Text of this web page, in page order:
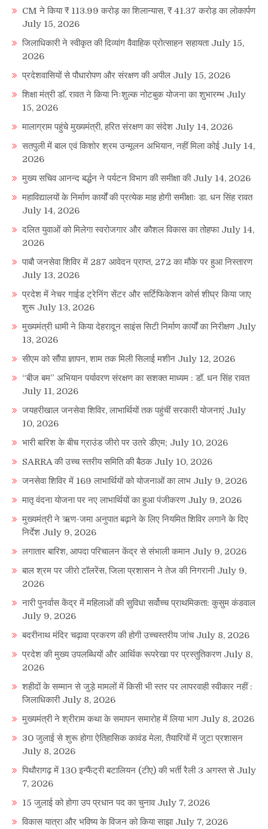
CM ने किया ₹ 113.99 करोड़ का शिलान्यास, ₹ 41.37 करोड़ का लोकार्पण
July 15, 2026
जिलाधिकारी ने स्वीकृत की दिव्यांग वैवाहिक प्रोत्साहन सहायता July 15,
2026
प्रदेशवासियों से पौधारोपण और संरक्षण की अपील July 15, 2026
शिक्षा मंत्री डाॅ. रावत ने किया निःशुल्क नोटबुक योजना का शुभारम्भ July
15, 2026
मालाग्राम पहुंचे मुख्यमंत्री, हरित संरक्षण का संदेश July 14, 2026
सतपुली में बाल एवं किशोर श्रम उन्मूलन अभियान, नहीं मिला कोई July 14,
2026
मुख्य सचिव आनन्द बर्द्धन ने पर्यटन विभाग की समीक्षा की July 14, 2026
महाविद्यालयों के निर्माण कार्यों की प्रत्येक माह होगी समीक्षाः डा. धन सिंह रावत
July 14, 2026
दलित युवाओं को मिलेगा स्वरोजगार और कौशल विकास का तोहफा July 14,
2026
पाबौ जनसेवा शिविर में 287 आवेदन प्राप्त, 272 का मौके पर हुआ निस्तारण
July 13, 2026
प्रदेश में नेचर गाईड ट्रेनिंग सेंटर और सर्टिफिकेशन कोर्स शीघ्र किया जाए
शुरू July 13, 2026
मुख्यमंत्री धामी ने किया देहरादून साइंस सिटी निर्माण कार्यों का निरीक्षण July
13, 2026
सीएम को सौंपा ज्ञापन, शाम तक मिली सिलाई मशीन July 12, 2026
“बीज बम” अभियान पर्यावरण संरक्षण का सशक्त माध्यम : डॉ. धन सिंह रावत
July 11, 2026
जयहरीखाल जनसेवा शिविर, लाभार्थियों तक पहुंचीं सरकारी योजनाएं July
10, 2026
भारी बारिश के बीच ग्राउंड जीरो पर उतरे डीएम; July 10, 2026
SARRA की उच्च स्तरीय समिति की बैठक July 10, 2026
जनसेवा शिविर में 169 लाभार्थियों को योजनाओं का लाभ July 9, 2026
मातृ वंदना योजना पर नए लाभार्थियों का हुआ पंजीकरण July 9, 2026
मुख्यमंत्री ने ऋण-जमा अनुपात बढ़ाने के लिए नियमित शिविर लगाने के दिए
निर्देश July 9, 2026
लगातार बारिश, आपदा परिचालन केंद्र से संभाली कमान July 9, 2026
बाल श्रम पर जीरो टॉलरेंस, जिला प्रशासन ने तेज की निगरानी July 9,
2026
नारी पुनर्वास केंद्र में महिलाओं की सुविधा सर्वोच्च प्राथमिकता: कुसुम कंडवाल
July 9, 2026
बदरीनाथ मंदिर चढ़ावा प्रकरण की होगी उच्चस्तरीय जांच July 8, 2026
प्रदेश की मुख्य उपलब्धियों और आर्थिक रूपरेखा पर प्रस्तुतिकरण July 8,
2026
शहीदों के सम्मान से जुड़े मामलों में किसी भी स्तर पर लापरवाही स्वीकार नहीं :
जिलाधिकारी July 8, 2026
मुख्यमंत्री ने श्रीराम कथा के समापन समारोह में लिया भाग July 8, 2026
30 जुलाई से शुरू होगा ऐतिहासिक कावंड मेला, तैयारियों में जुटा प्रशासन
July 8, 2026
पिथौरागढ़ में 130 इन्फैंट्री बटालियन (टीए) की भर्ती रैली 3 अगस्त से July
7, 2026
15 जुलाई को होगा उप प्रधान पद का चुनाव July 7, 2026
विकास यात्रा और भविष्य के विजन को किया साझा July 7, 2026